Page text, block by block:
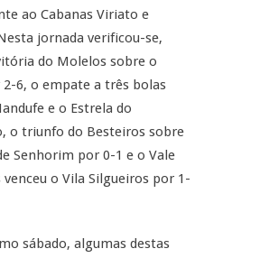
ao Cabanas Viriato e
jornada verificou-se,
do Molelos sobre o
2-6, o empate a três bolas
e o Estrela do
o triunfo do Besteiros sobre
Senhorim por 0-1 e o Vale
venceu o Vila Silgueiros por 1-
sábado, algumas destas